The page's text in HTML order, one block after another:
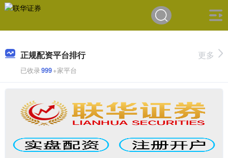
正规配资平台排行
已收录999+家平台
更多